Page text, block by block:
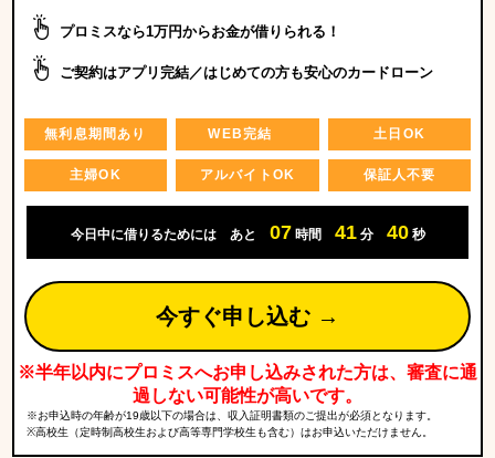
プロミスなら1万円からお金が借りられる！
ご契約はアプリ完結／はじめての方も安心のカードローン
無利息期間あり WEB完結 土日OK
主婦OK アルバイトOK 保証人不要
今日中に借りるためには あと 07 時間 41 分 38 秒
今すぐ申し込む →
※半年以内にプロミスへお申し込みされた方は、審査に通
過しない可能性が高いです。
※お申込時の年齢が19歳以下の場合は、収入証明書類のご提出が必須となります。
※高校生（定時制高校生および高等専門学校生も含む）はお申込いただけません。